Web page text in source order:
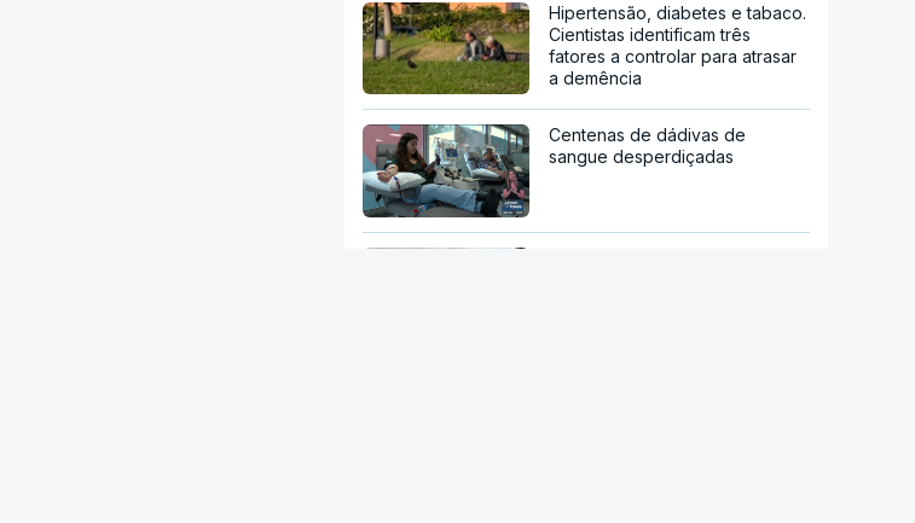
Hipertensão, diabetes e tabaco.
Cientistas identificam três
fatores a controlar para atrasar
a demência
Centenas de dádivas de
sangue desperdiçadas